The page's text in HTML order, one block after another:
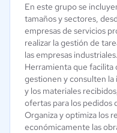
En este grupo se
tamaños y sectores,
empresas de servicios
realizar la gestión de
las empresas industriales.
Herramienta que facilita
gestionen y consulten
y los materiales
ofertas para los pedidos
Organiza y optimiza los
económicamente las